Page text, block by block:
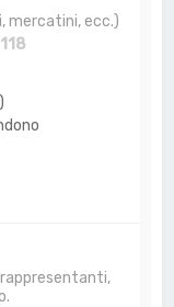
mercatini, ecc.)
118